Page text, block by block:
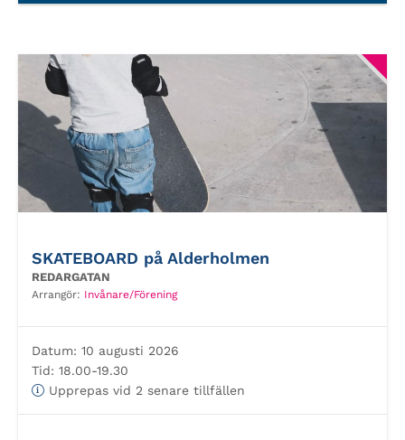
SKATEBOARD på Alderholmen
REDARGATAN
Arrangör: Invånare/Förening
Datum: 10 augusti 2026
Tid: 18.00-19.30
Upprepas vid 2 senare tillfällen